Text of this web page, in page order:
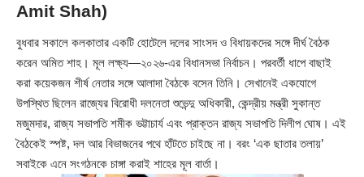
Amit Shah)
বুধবার সকালে কলকাতার একটি হোটেলে দলের সাংসদ ও বিধায়কদের সঙ্গে দীর্ঘ বৈঠক
করেন অমিত শাহ। মূল লক্ষ্য—২০২৬-এর বিধানসভা নির্বাচন। পরবর্তী ধাপে বাছাই
করা কয়েকজন শীর্ষ নেতার সঙ্গে আলাদা বৈঠকে বসেন তিনি। সেখানেই একযোগে
উপস্থিত ছিলেন রাজ্যের বিরোধী দলনেতা শুভেন্দু অধিকারী, কেন্দ্রীয় মন্ত্রী সুকান্ত
মজুমদার, রাজ্য সভাপতি শমীক ভট্টাচার্য এবং প্রাক্তন রাজ্য সভাপতি দিলীপ ঘোষ। এই
বৈঠকেই স্পষ্ট, দল আর বিভাজনের পথে হাঁটতে চাইছে না। বরং ‘এক ছাতার তলায়’
সবাইকে এনে সংগঠনকে চাঙ্গা করাই শাহের মূল বার্তা।